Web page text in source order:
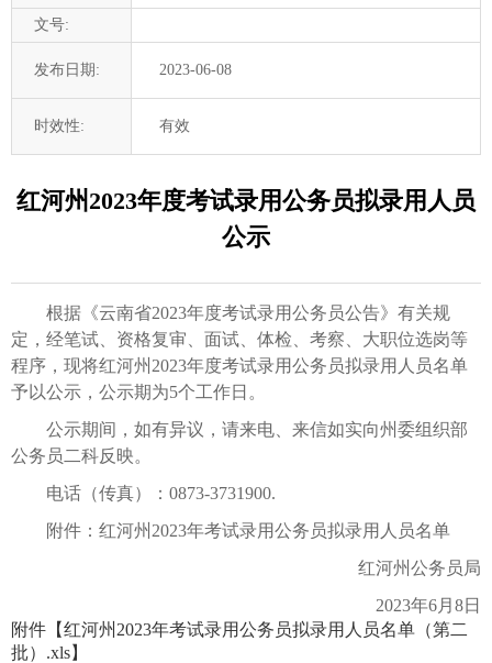
文号:
发布日期: 2023-06-08
时效性: 有效
红河州2023年度考试录用公务员拟录用人员
公示
根据《云南省2023年度考试录用公务员公告》有关规
定，经笔试、资格复审、面试、体检、考察、大职位选岗等
程序，现将红河州2023年度考试录用公务员拟录用人员名单
予以公示，公示期为5个工作日。
公示期间，如有异议，请来电、来信如实向州委组织部
公务员二科反映。
电话（传真）：0873-3731900.
附件：红河州2023年考试录用公务员拟录用人员名单
红河州公务员局
2023年6月8日
附件【红河州2023年考试录用公务员拟录用人员名单（第二
批）.xls】